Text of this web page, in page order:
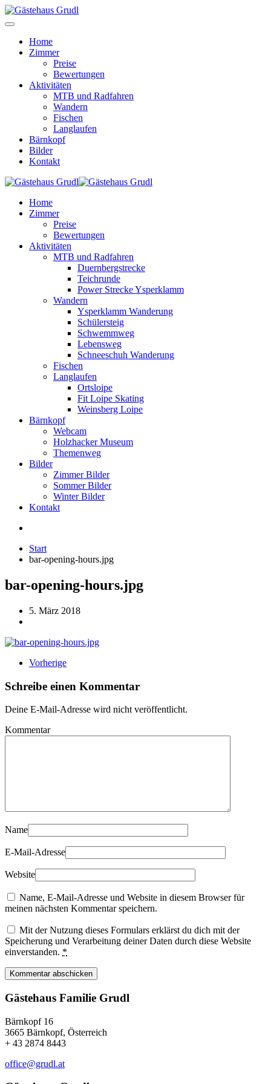
Home
Zimmer
Preise
Bewertungen
Aktivitäten
MTB und Radfahren
Wandern
Fischen
Langlaufen
Bärnkopf
Bilder
Kontakt
Home
Zimmer
Preise
Bewertungen
Aktivitäten
MTB und Radfahren
Duernbergstrecke
Teichrunde
Power Strecke Ysperklamm
Wandern
Ysperklamm Wanderung
Schülersteig
Schwemmweg
Lebensweg
Schneeschuh Wanderung
Fischen
Langlaufen
Ortsloipe
Fit Loipe Skating
Weinsberg Loipe
Bärnkopf
Webcam
Holzhacker Museum
Themenweg
Bilder
Zimmer Bilder
Sommer Bilder
Winter Bilder
Kontakt
Start
bar-opening-hours.jpg
bar-opening-hours.jpg
5. März 2018
Vorherige
Schreibe einen Kommentar
Deine E-Mail-Adresse wird nicht veröffentlicht.
Kommentar
Name
E-Mail-Adresse
Website
Name, E-Mail-Adresse und Website in diesem Browser für
meinen nächsten Kommentar speichern.
Mit der Nutzung dieses Formulars erklärst du dich mit der
Speicherung und Verarbeitung deiner Daten durch diese Website
einverstanden. *
Kommentar abschicken
Gästehaus Familie Grudl
Bärnkopf 16
3665 Bärnkopf, Österreich
+ 43 2874 8443
office@grudl.at